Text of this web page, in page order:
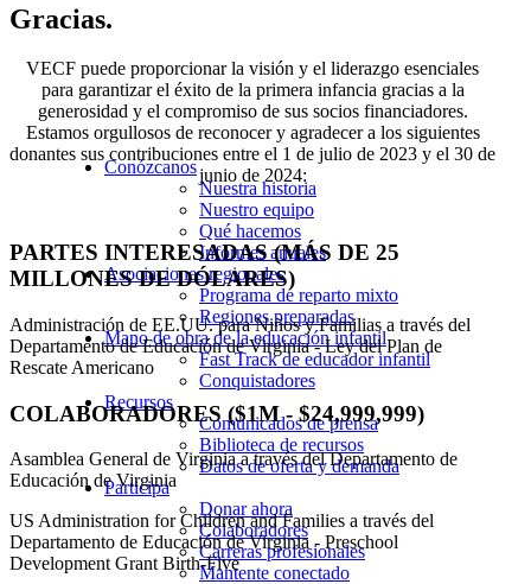
Conózcanos
Nuestra historia
Nuestro equipo
Qué hacemos
Informes anuales
Asociaciones regionales
Programa de reparto mixto
Regiones preparadas
Mano de obra de la educación infantil
Fast Track de educador infantil
Conquistadores
Recursos
Comunicados de prensa
Biblioteca de recursos
Datos de oferta y demanda
Participa
Donar ahora
Colaboradores
Carreras profesionales
Mantente conectado
Gracias.
VECF puede proporcionar la visión y el liderazgo esenciales
para garantizar el éxito de la primera infancia gracias a la
generosidad y el compromiso de sus socios financiadores.
Estamos orgullosos de reconocer y agradecer a los siguientes
donantes sus contribuciones entre el 1 de julio de 2023 y el 30 de
junio de 2024:
PARTES INTERESADAS (MÁS DE 25
MILLONES DE DÓLARES)
Administración de EE.UU. para Niños y Familias a través del
Departamento de Educación de Virginia - Ley del Plan de
Rescate Americano
COLABORADORES ($1M - $24,999,999)
Asamblea General de Virginia a través del Departamento de
Educación de Virginia
US Administration for Children and Families a través del
Departamento de Educación de Virginia - Preschool
Development Grant Birth-Five